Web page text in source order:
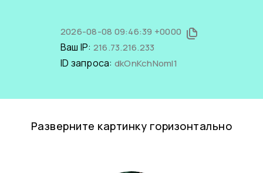
2026-08-08 09:46:39 +0000
Ваш IP: 216.73.216.233
ID запроса: dkOnKchNomI1
Разверните картинку горизонтально